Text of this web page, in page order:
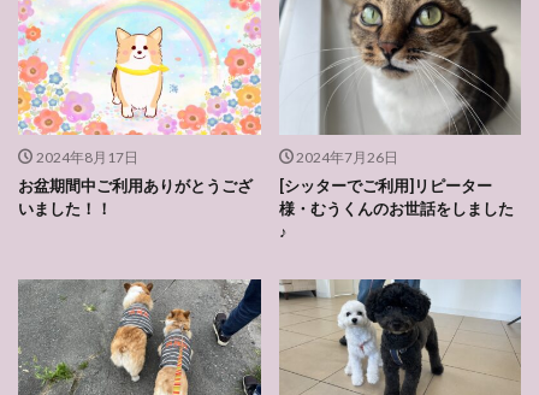
2024年8月17日
お盆期間中ご利用ありがとうござ
いました！！
2024年7月26日
[シッターでご利用]リピーター
様・むうくんのお世話をしました
♪